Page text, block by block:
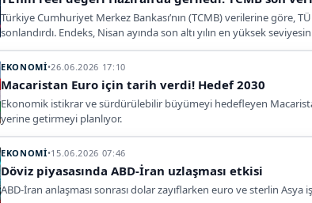
Türkiye Cumhuriyet Merkez Bankası’nın (TCMB) verilerine göre,
sonlandırdı. Endeks, Nisan ayında son altı yılın en yüksek
EKONOMİ•26.06.2026 17:10
Macaristan Euro için tarih verdi! Hedef 2030
Ekonomik istikrar ve sürdürülebilir büyümeyi hedefleyen
yerine getirmeyi planlıyor.
EKONOMİ•15.06.2026 07:46
Döviz piyasasında ABD-İran uzlaşması etkisi
ABD-İran anlaşması sonrası dolar zayıflarken euro ve sterlin